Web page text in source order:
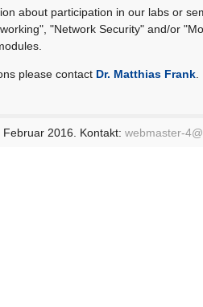
about participation in our labs or
"Network Security" and/or
please contact Dr. Matthias Frank.
2016. Kontakt: webmaster-4@